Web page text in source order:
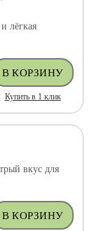
лёгкая
Купить в 1 клик
вкус для